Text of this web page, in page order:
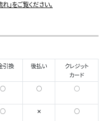
」をご覧ください。
引換 後払い
クレジット
カード
○ ○ ◯
○ ✕ ○